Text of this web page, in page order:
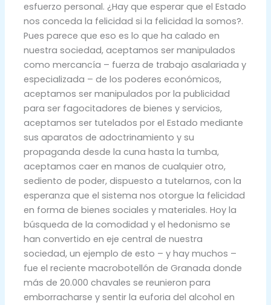
esfuerzo personal. ¿Hay que esperar que el Estado
nos conceda la felicidad si la felicidad la somos?.
Pues parece que eso es lo que ha calado en
nuestra sociedad, aceptamos ser manipulados
como mercancía – fuerza de trabajo asalariada y
especializada – de los poderes económicos,
aceptamos ser manipulados por la publicidad
para ser fagocitadores de bienes y servicios,
aceptamos ser tutelados por el Estado mediante
sus aparatos de adoctrinamiento y su
propaganda desde la cuna hasta la tumba,
aceptamos caer en manos de cualquier otro,
sediento de poder, dispuesto a tutelarnos, con la
esperanza que el sistema nos otorgue la felicidad
en forma de bienes sociales y materiales. Hoy la
búsqueda de la comodidad y el hedonismo se
han convertido en eje central de nuestra
sociedad, un ejemplo de esto – y hay muchos –
fue el reciente macrobotellón de Granada donde
más de 20.000 chavales se reunieron para
emborracharse y sentir la euforia del alcohol en